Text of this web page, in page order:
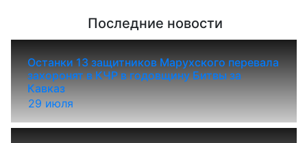
Последние новости
29 июля
Останки 13 защитников Марухского перевала
захоронят в КЧР в годовщину Битвы за
Кавказ